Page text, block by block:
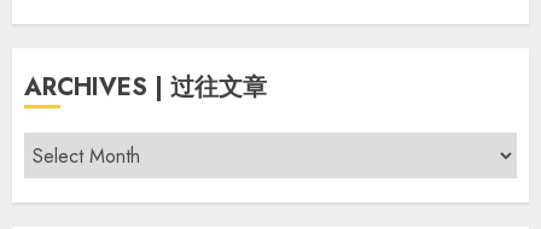
ARCHIVES | 过往文章
Archives
|
过